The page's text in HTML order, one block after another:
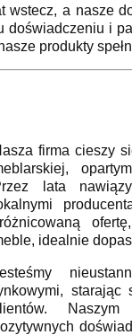
a nasze
i
produkty
firma cieszy
lata
idealnie
starając